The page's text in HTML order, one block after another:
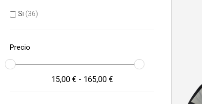
Si (36)
Precio
15,00 € - 165,00 €